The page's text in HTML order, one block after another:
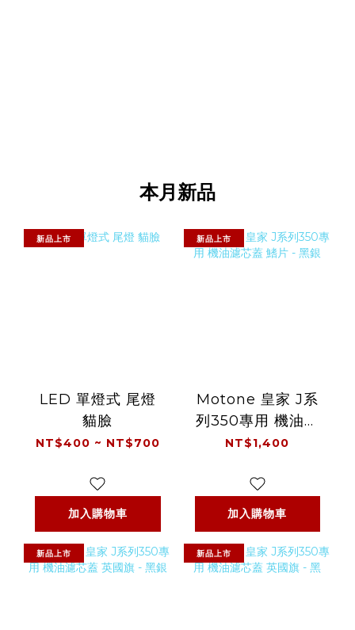
本月新品
新品上市
LED 單燈式 尾燈
貓臉
NT$400 ~ NT$700
加入購物車
新品上市
Motone 皇家 J系
列350專用 機油濾
芯蓋 鰭片 - 黑銀
NT$1,400
加入購物車
新品上市 新品上市